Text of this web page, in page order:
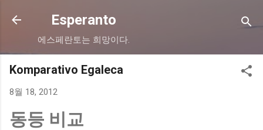
기본 콘텐츠로 건너뛰기
Esperanto
에스페란토는 희망이다.
Komparativo Egaleca
8월 18, 2012
동등 비교